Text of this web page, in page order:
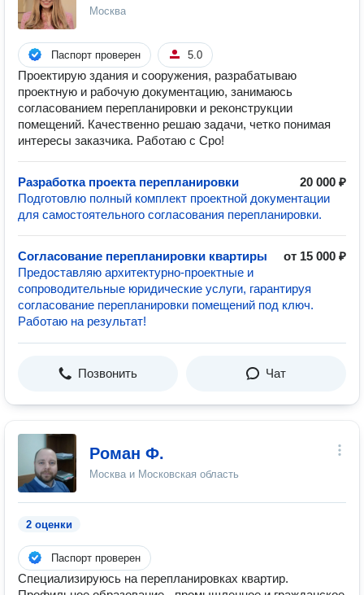
Москва
Паспорт проверен 5.0
Проектирую здания и сооружения, разрабатываю
проектную и рабочую документацию, занимаюсь
согласованием перепланировки и реконструкции
помещений. Качественно решаю задачи, четко понимая
интересы заказчика. Работаю с Сро!
Разработка проекта перепланировки
20 000 ₽
Подготовлю полный комплект проектной документации
для самостоятельного согласования перепланировки.
Согласование перепланировки квартиры
от 15 000 ₽
Предоставляю архитектурно-проектные и
сопроводительные юридические услуги, гарантируя
согласование перепланировки помещений под ключ.
Работаю на результат!
Позвонить Чат
Роман Ф.
Москва и Московская область
2 оценки
Паспорт проверен
Специализируюсь на перепланировках квартир.